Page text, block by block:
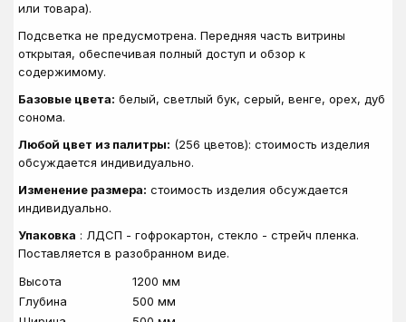
или товара).
Подсветка не предусмотрена. Передняя часть витрины
открытая, обеспечивая полный доступ и обзор к
содержимому.
Базовые цвета: белый, светлый бук, серый, венге, орех, дуб
сонома.
Любой цвет из палитры: (256 цветов): стоимость изделия
обсуждается индивидуально.
Изменение размера: стоимость изделия обсуждается
индивидуально.
Упаковка : ЛДСП - гофрокартон, стекло - стрейч пленка.
Поставляется в разобранном виде.
Высота
1200 мм
Глубина
500 мм